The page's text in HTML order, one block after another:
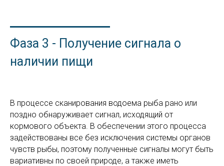
Фаза 3 - Получение сигнала о
наличии пищи
В процессе сканирования водоема рыба рано или
поздно обнаруживает сигнал, исходящий от
кормового объекта. В обеспечении этого процесса
задействованы все без исключения системы органов
чувств рыбы, поэтому полученные сигналы могут быть
вариативны по своей природе, а также иметь